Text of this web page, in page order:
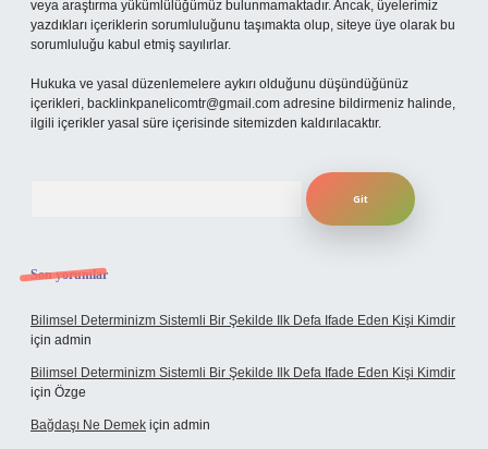
veya araştırma yükümlülüğümüz bulunmamaktadır. Ancak, üyelerimiz
yazdıkları içeriklerin sorumluluğunu taşımakta olup, siteye üye olarak bu
sorumluluğu kabul etmiş sayılırlar.
Hukuka ve yasal düzenlemelere aykırı olduğunu düşündüğünüz
içerikleri, backlinkpanelicomtr@gmail.com adresine bildirmeniz halinde,
ilgili içerikler yasal süre içerisinde sitemizden kaldırılacaktır.
Son yorumlar
Bilimsel Determinizm Sistemli Bir Şekilde Ilk Defa Ifade Eden Kişi Kimdir
için admin
Bilimsel Determinizm Sistemli Bir Şekilde Ilk Defa Ifade Eden Kişi Kimdir
için Özge
Bağdaşı Ne Demek için admin